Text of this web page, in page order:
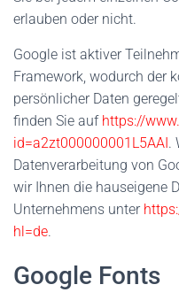
erlauben oder nicht.
Google ist aktiver
Framework, wodurch der
persönlicher Daten
finden Sie auf https://
id=a2zt000000001L5AAI .
Datenverarbeitung von
wir Ihnen die hauseigene
Unternehmens unter
hl=de.
Google Fonts